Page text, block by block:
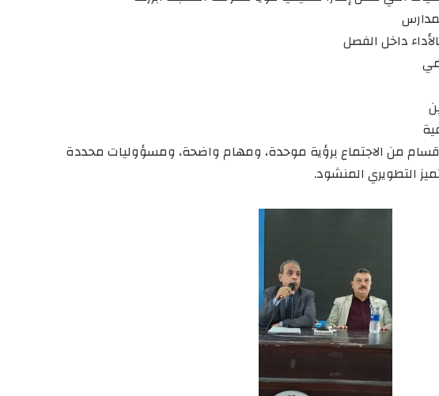
داخل الفصل
من الاجتماع برؤية موحدة، ومهام واضحة، ومسؤوليات محددة
التطويري المنشود.